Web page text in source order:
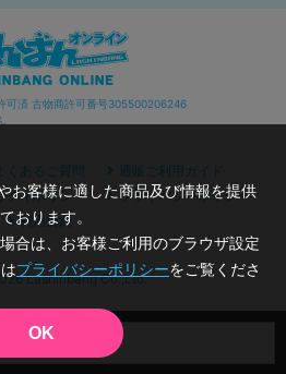
品切状態
可済 古物商許可番号305500206246
よくあるご質問
通販ご利用ガイド
ティポリシー
プライバシーポリシー
利用規約
Lashinbang Co.,Ltd.
お客様に適した商品及び情報を提供
おります。
合は、お客様ご利用のブラウザ設定
プライバシーポリシーをご覧くださ
OK